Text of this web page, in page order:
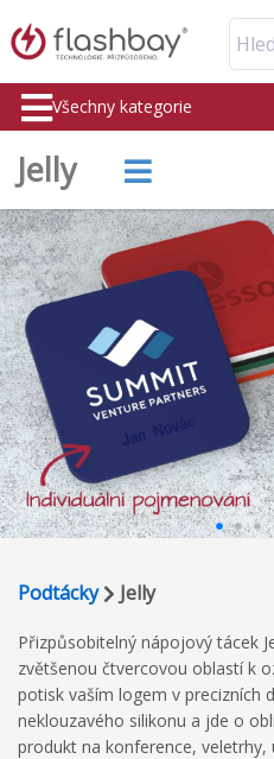
Všechny kategorie
Jelly
Podtácky Jelly
Přizpůsobitelný nápojový tácek
zvětšenou čtvercovou oblastí k
potisk vaším logem v precizních
neklouzavého silikonu a jde o
produkt na konference,